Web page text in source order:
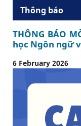
Thông báo
THÔNG BÁO
học Ngôn ngữ
6 February 2026